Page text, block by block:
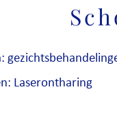
Laserontharing